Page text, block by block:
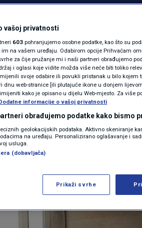
MAGAZIN
KOLUMNE
N1(DIS)INFO
KLIMATSKE
FOTO
VIDEO
jedna vrsta
sve
LIFESTYLE 0 komentara
Više
vašoj privatnosti
603 pohranjujemo osobne podatke, kao što su
na vašem uređaju. Odabirom opcije Prihvaćam
za čije pružanje mi i naši partneri obrađujemo
i oglasi koje vidite možda više neće biti toliko
svoje odabire ili povukli pristanak u bilo kojem
dnu web-stranice [ili plutajuće ikone u donjem
kako je opisano u dijelu Web-mjesto. Za više
informacije o vašoj privatnosti
obrađujemo podatke kako bismo
geolokacijskih podataka. Aktivno skeniranje
na uređaju. Personalizirano oglašavanje i
usluga.
(dobavljača)
Prikaži svrhe